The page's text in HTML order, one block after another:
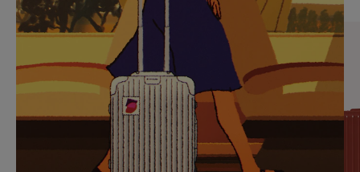
PAUSE
IT
UNMUTE
IT